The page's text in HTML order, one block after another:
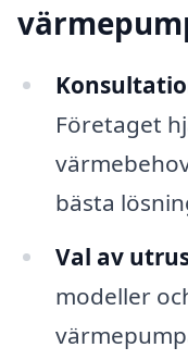
Företaget
bästa
Val av
modeller